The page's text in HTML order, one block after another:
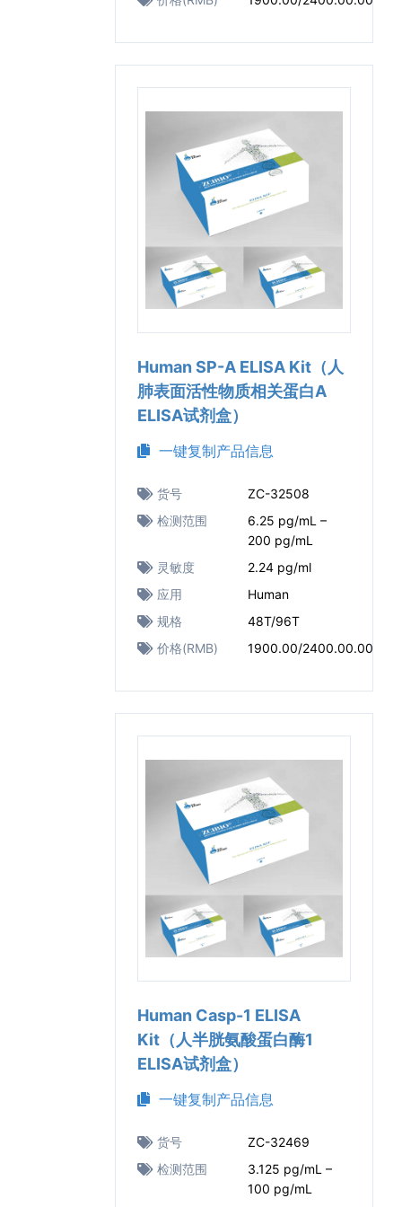
Human SP-A ELISA Kit（人
肺表面活性物质相关蛋白A
ELISA试剂盒）
一键复制产品信息
货号
ZC-32508
检测范围
6.25 pg/mL –
200 pg/mL
灵敏度
2.24 pg/ml
应用
Human
规格
48T/96T
价格(RMB)
1900.00/2400.00.00
Human Casp-1 ELISA
Kit（人半胱氨酸蛋白酶1
ELISA试剂盒）
一键复制产品信息
货号
ZC-32469
检测范围
3.125 pg/mL –
100 pg/mL